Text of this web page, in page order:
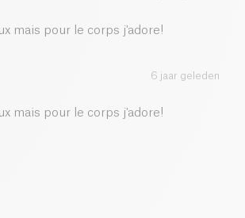
mais pour le corps j'adore!
6 jaar geleden
mais pour le corps j'adore!